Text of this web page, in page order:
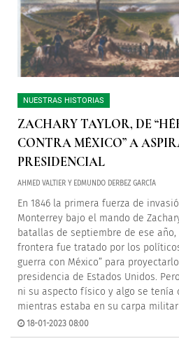
NUESTRAS HISTORIAS
ZACHARY TAYLOR, DE
CONTRA MÉXICO” A
PRESIDENCIAL
AHMED VALTIER Y EDMUNDO DERBEZ GARCÍA
En 1846 la primera fuerza de
Monterrey bajo el mando de
batallas de septiembre de ese
frontera fue tratado por los
guerra con México” para
presidencia de Estados Unidos.
ni su aspecto físico y algo se tenía
mientras estaba en su carpa
18-01-2023 08:00